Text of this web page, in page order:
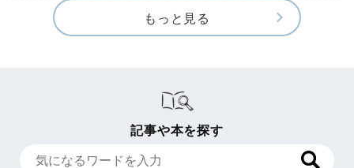
もっと見る
記事や本を探す